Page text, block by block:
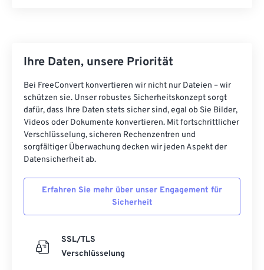
Ihre Daten, unsere Priorität
Bei FreeConvert konvertieren wir nicht nur Dateien – wir
schützen sie. Unser robustes Sicherheitskonzept sorgt
dafür, dass Ihre Daten stets sicher sind, egal ob Sie Bilder,
Videos oder Dokumente konvertieren. Mit fortschrittlicher
Verschlüsselung, sicheren Rechenzentren und
sorgfältiger Überwachung decken wir jeden Aspekt der
Datensicherheit ab.
Erfahren Sie mehr über unser Engagement für
Sicherheit
SSL/TLS
Verschlüsselung